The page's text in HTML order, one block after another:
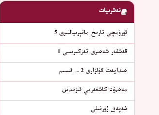
نەشرىيات
ئۈرۈمچى تارىخ ماتېرىياللىرى 5
قەشقەر شەھىرى تەزكىرىسى 1
ھىدايەت گۈلزارى 2- قىسىم
مەھمۇد كاشغەرىي ئىزىدىن
شەپەق ژۇرنىلى